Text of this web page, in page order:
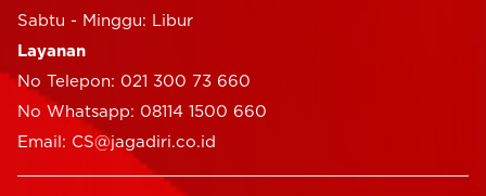
Sabtu - Minggu: Libur
Layanan
No Telepon: 021 300 73 660
No Whatsapp: 08114 1500 660
Email: CS@jagadiri.co.id